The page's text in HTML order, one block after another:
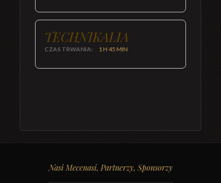
TECHNIKALIA
CZAS TRWANIA: 1 H 45 MIN
Nasi Mecenasi, Partnerzy, Sponsorzy